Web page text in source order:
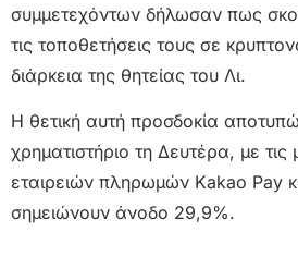
συμμετεχόντων δήλωσαν πως
τις τοποθετήσεις τους σε
διάρκεια της θητείας του Λι.
Η θετική αυτή προσδοκία
χρηματιστήριο τη Δευτέρα, με τις
εταιρειών πληρωμών Kakao Pay
σημειώνουν άνοδο 29,9%.